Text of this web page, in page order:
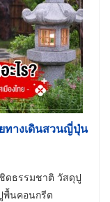
ทางเดินสวนญี่ปุ่น
ดธรรมชาติ วัสดุปู
พื้นคอนกรีต